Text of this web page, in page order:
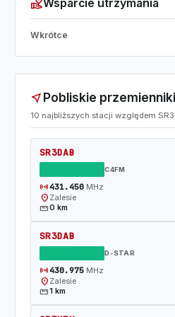
volunteer_activismWsparcie utrzymania
Wkrótce
near_mePobliskie przemienniki
10 najbliższych stacji względem
SR3DAB
C4FM
sensors431.450MHz
location_on Zalesie
straighten0 km
SR3DAB
D-STAR
sensors430.975MHz
location_on Zalesie
straighten1 km